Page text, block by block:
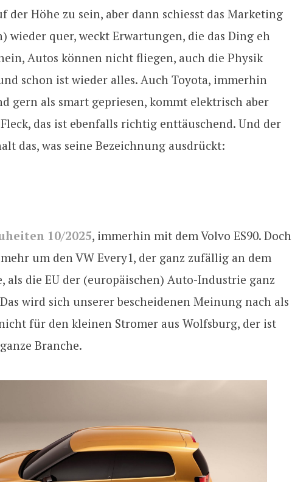
der Höhe zu sein, aber dann schiesst das Marketing
wieder quer, weckt Erwartungen, die das Ding eh
Autos können nicht fliegen, auch die Physik
schon ist wieder alles. Auch Toyota, immerhin
gern als smart gepriesen, kommt elektrisch aber
das ist ebenfalls richtig enttäuschend. Und der
das, was seine Bezeichnung ausdrückt:
10/2025, immerhin mit dem Volvo ES90. Doch
um den VW Every1, der ganz zufällig an dem
als die EU der (europäischen) Auto-Industrie ganz
wird sich unserer bescheidenen Meinung nach als
für den kleinen Stromer aus Wolfsburg, der ist
Branche.